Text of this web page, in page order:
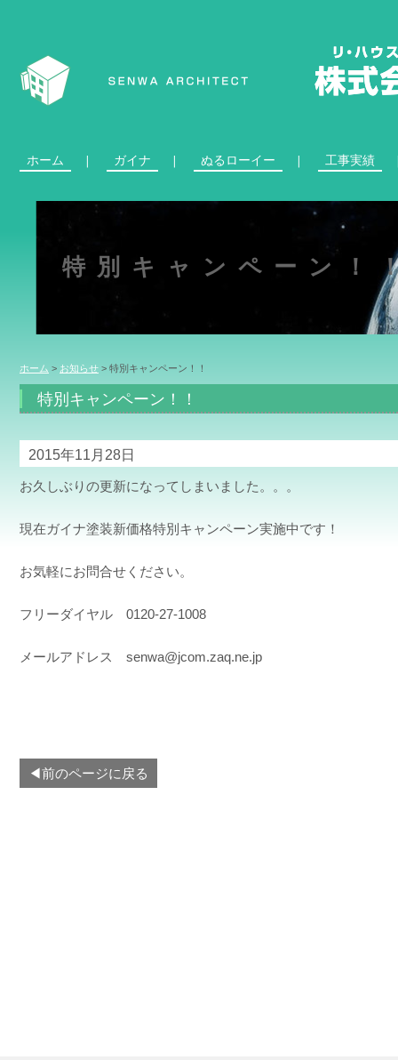
ホーム ガイナ ぬるローイー 工事実績
特別キャンペーン！
ホーム > お知らせ > 特別キャンペーン！！
特別キャンペーン！！
2015年11月28日
お久しぶりの更新になってしまいました。。。
現在ガイナ塗装新価格特別キャンペーン実施中です！
お気軽にお問合せください。
フリーダイヤル 0120-27-1008
メールアドレス senwa@jcom.zaq.ne.jp
◀前のページに戻る